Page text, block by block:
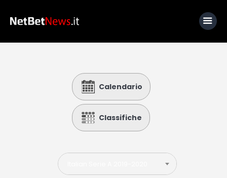
Calcio
Basket
Tennis
Lo Sapevi Che
Calendario
Classifiche